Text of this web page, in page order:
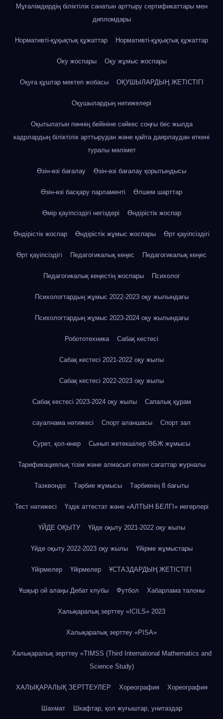
Мұғалімдердің біліктілік санатын арттыру сертификаттары мен
дипломдары
Нормативті-құқықтық құжаттар Нормативті-құқықтық құжаттар
Оку жоспары Оқу жұмыс жоспары
Оқуға құштар мектеп жобасы ОҚУШЫЛАРДЫҢ ЖЕТІСТІГІ
Оқушылардың нәтижелері
Оқытылатын пәннің бейініне сәйкес соңғы бес жылда
кадрлардың біліктілік арттырудан және қайта даярлаудан өткені
туралы мәлімет
Өзін-өзі бағалау Өзін-өзі бағалау қорытындысы
Өзін-өзі басқару парламенті Өлшем шарттар
Өмір қауіпсіздігі негіздері Өндірістік жоспар
Өндірістік жоспар Өндірістік жұмыс жоспары Өрт қауіпсіздігі
Өрт қауіпсіздігі Педагогикалық кеңес Педагогикалық кеңес
Педагогикалық кеңестің жоспары Психолог
Психологтардың жұмыс 2022-2023 оқу жылындағы
Психологтардың жұмыс 2023-2024 оқу жылындағы
Робототехника Сабақ кестесі
Сабақ кестесі 2021-2022 оқу жылы
Сабақ кестесі 2022-2023 оқу жылы
Сабақ кестесі 2023-2024 оқу жылы Сапалық құрам
сауалнама нәтижесі Спорт аланшасы Спорт зал
Сурет, қол-өнер Сынып жетекшілер ӘБЖ жұмысы
Тарификациялық тізім және алмасып өткен сағаттар журналы
Таэквондо Тәрбие жұмысы Тәрбиенің 8 бағыты
Тест нәтижесі Үздік аттестат және «АЛТЫН БЕЛГІ» иегерлері
ҮЙДЕ ОҚЫТУ Үйде оқыту 2021-2022 оқу жылы
Үйде оқыту 2022-2023 оқу жылы Үйірме жұмыстары
Үйірмелер Үйірмелер ҰСТАЗДАРДЫҢ ЖЕТІСТІГІ
Ұшқыр ой алаңы Дебат клубы Футбол Хабарлама талоны
Халықаралық зерттеу «IСILS» 2023
Халықаралық зерттеу «PISA»
Халықаралық зерттеу «TIMSS (Third International Mathematics and
Science Study)
ХАЛЫҚАРАЛЫҚ ЗЕРТТЕУЛЕР Хореография Хореография
Шахмат Шкафтар, қол жуғыштар, унитаздар